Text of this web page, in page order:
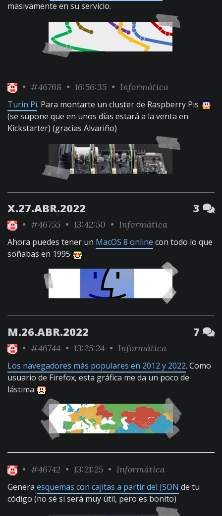
masivamente en su servicio.
• #46768 • 16:56:35 • Informática
Turin Pi. Para montarte un cluster de Raspberry Pis
(se supone que en unos días estará a la venta en
Kickstarter) (gracias Alvariño)
X.27.ABR.2022 3
• #46755 • 13:42:50 • Informática
Ahora puedes tener un MacOS 8 online con todo lo que
soñabas en 1995
M.26.ABR.2022 7
• #46744 • 13:25:24 • Informática
Los navegadores más populares en 2012 y 2022. Como
usuario de Firefox, esta gráfica me da un poco de
lástima
• #46742 • 13:21:25 • Informática
Genera esquemas con cajitas a partir del JSON de tu
código (no sé si será muy útil, pero es bonito)